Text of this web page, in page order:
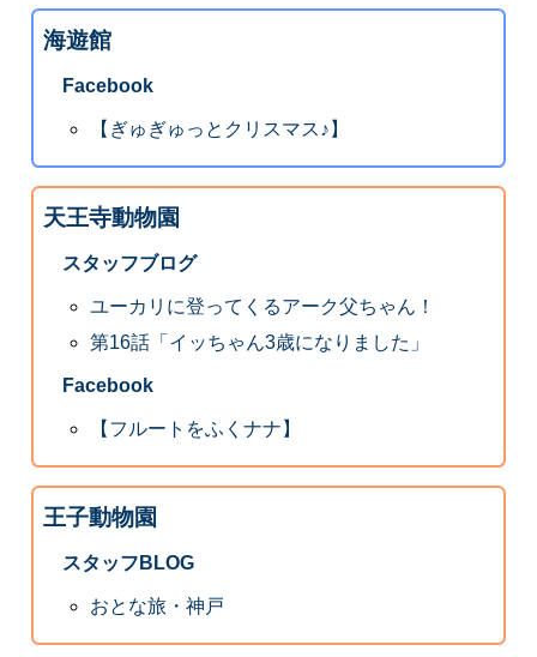
海遊館
Facebook
【ぎゅぎゅっとクリスマス♪】
天王寺動物園
スタッフブログ
ユーカリに登ってくるアーク父ちゃん！
第16話「イッちゃん3歳になりました」
Facebook
【フルートをふくナナ】
王子動物園
スタッフBLOG
おとな旅・神戸